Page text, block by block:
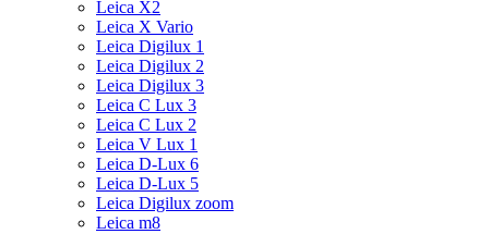
Leica X2
Leica X Vario
Leica Digilux 1
Leica Digilux 2
Leica Digilux 3
Leica C Lux 3
Leica C Lux 2
Leica V Lux 1
Leica D-Lux 6
Leica D-Lux 5
Leica Digilux zoom
Leica m8